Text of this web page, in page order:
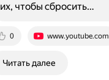
0 www.youtube.com
их, чтобы сбросить…
Читать далее